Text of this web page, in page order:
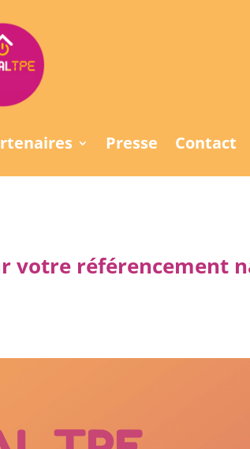
Presse Contact
votre référencement